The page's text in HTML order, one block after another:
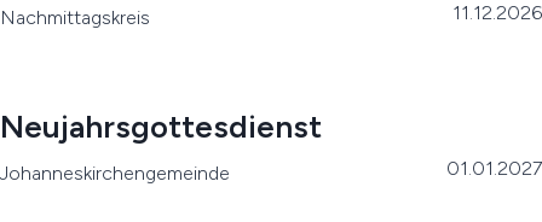
Nachmittagskreis 11.12.2026
Neujahrsgottesdienst
Johanneskirchengemeinde 01.01.2027